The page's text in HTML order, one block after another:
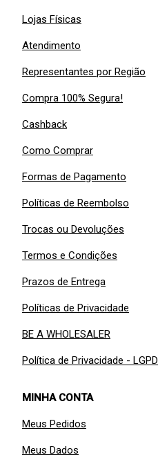
Lojas Físicas
Atendimento
Representantes por Região
Compra 100% Segura!
Cashback
Como Comprar
Formas de Pagamento
Políticas de Reembolso
Trocas ou Devoluções
Termos e Condições
Prazos de Entrega
Políticas de Privacidade
BE A WHOLESALER
Política de Privacidade - LGPD
MINHA CONTA
Meus Pedidos
Meus Dados